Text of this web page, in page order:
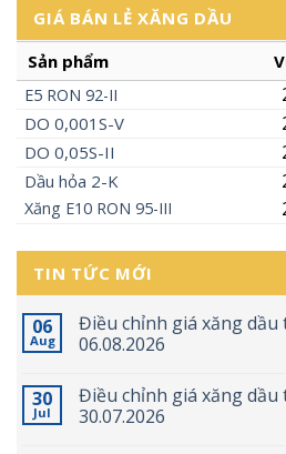
GIÁ BÁN LẺ XĂNG DẦU
Sản phẩm
E5 RON 92-II
DO 0,001S-V
DO 0,05S-II
Dầu hỏa 2-K
Xăng E10 RON 95-III
TIN TỨC MỚI
06
Aug
Điều chỉnh giá xăng
06.08.2026
30
Jul
Điều chỉnh giá xăng
30.07.2026